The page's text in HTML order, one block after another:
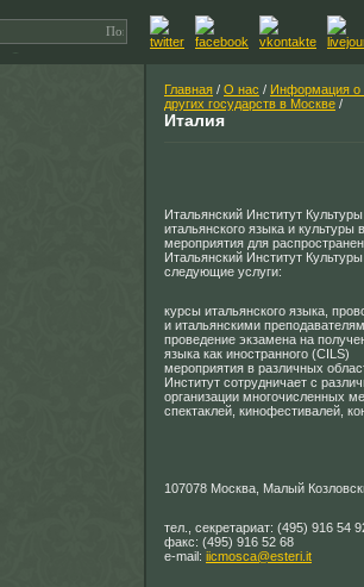
Главная / О нас / Информация о
других государств в Москве /
Италия
Итальянский Институт
итальянского языка и культуры
мероприятия для
Итальянский Институт
следующие услуги:
курсы итальянского языка,
и итальянскими
проведение экзамена на
языка как иностранного (CILS)
мероприятия в различных
Институт сотрудничает с
организации многочисленных
спектаклей, кинофестивалей,
107078 Москва, Малый
тел., секретариат: (495) 916 54
факс: (495) 916 52 68
e-mail: iicmosca@esteri.it